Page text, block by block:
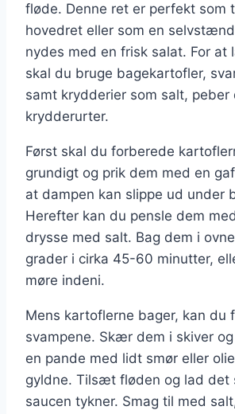
fløde. Denne ret er perfekt som
hovedret eller som en
nydes med en frisk salat. For at
skal du bruge bagekartofler,
samt krydderier som salt, peber
krydderurter.
Først skal du forberede
grundigt og prik dem med en
at dampen kan slippe ud under
Herefter kan du pensle dem
drysse med salt. Bag dem i
grader i cirka 45-60 minutter,
møre indeni.
Mens kartoflerne bager, kan du
svampene. Skær dem i skiver
en pande med lidt smør eller
gyldne. Tilsæt fløden og lad det
saucen tykner. Smag til med